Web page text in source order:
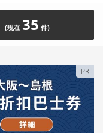
35
PR